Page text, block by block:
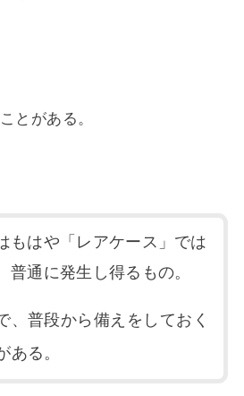
とがある。
もはや「レアケース」では
普通に発生し得るもの。
、普段から備えをしておく
ある。